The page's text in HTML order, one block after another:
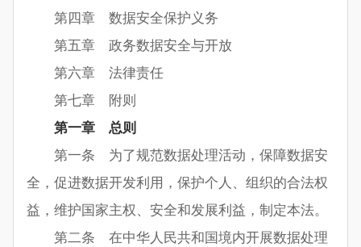
第四章 数据安全保护义务
第五章 政务数据安全与开放
第六章 法律责任
第七章 附则
第一章 总则
第一条 为了规范数据处理活动，保障数据安
全，促进数据开发利用，保护个人、组织的合法权
益，维护国家主权、安全和发展利益，制定本法。
第二条 在中华人民共和国境内开展数据处理